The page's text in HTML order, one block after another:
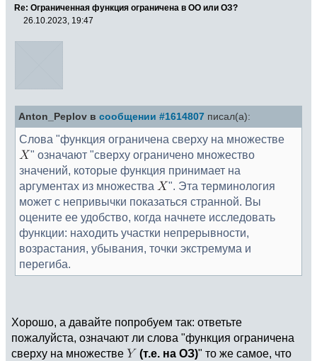
Re: Ограниченная функция ограничена в ОО или ОЗ?
26.10.2023, 19:47
Anton_Peplov в сообщении #1614807 писал(а):
Слова "функция ограничена сверху на множестве
" означают "сверху ограничено множество
значений, которые функция принимает на
аргументах из множества
". Эта терминология
может с непривычки показаться странной. Вы
оцените ее удобство, когда начнете исследовать
функции: находить участки непрерывности,
возрастания, убывания, точки экстремума и
перегиба.
Хорошо, а давайте попробуем так: ответьте
пожалуйста, означают ли слова "функция ограничена
сверху на множестве
(т.е. на ОЗ)" то же самое, что